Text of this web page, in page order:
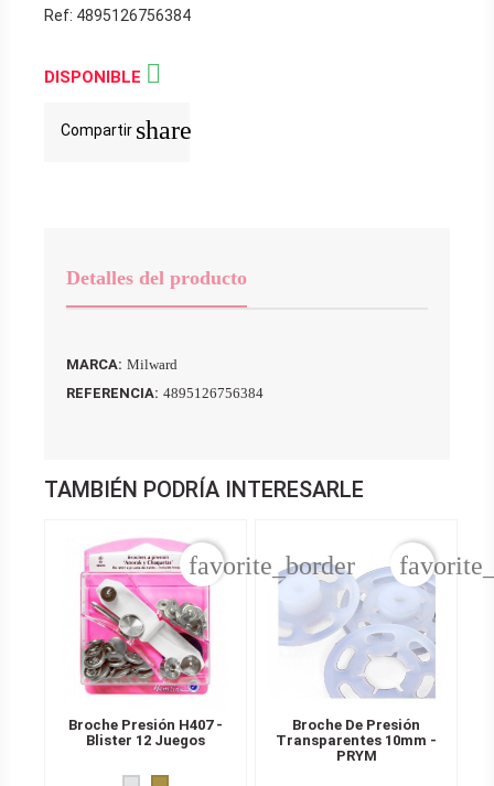
Ref: 4895126756384
DISPONIBLE 
Compartir share
Detalles del producto
MARCA: Milward
REFERENCIA: 4895126756384
TAMBIÉN PODRÍA INTERESARLE
Broche Presión H407 -
Blister 12 Juegos
favorite_border
Broche De Presión
Transparentes 10mm -
PRYM